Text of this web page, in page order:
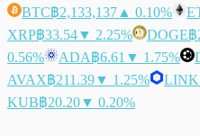
BTC฿2,133,137 ▲ 0.10%
XRP฿33.54▼ 2.25% DOGE฿
0.56%
ADA฿6.61 ▼ 1.75%
AVAX฿211.39▼ 1.25% LINK
KUB฿20.20▼ 0.20%